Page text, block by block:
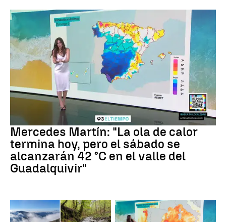
La previsión
Mercedes Martín: "La ola de calor
termina hoy, pero el sábado se
alcanzarán 42 °C en el valle del
Guadalquivir"